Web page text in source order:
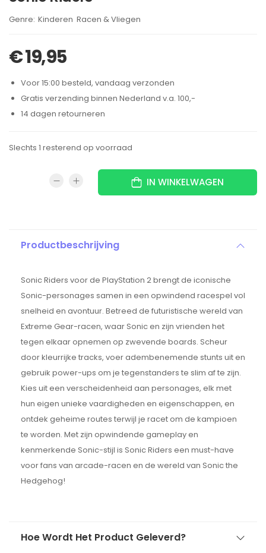
Brand:
Kinderen ,
Racen & Vliegen
€19,95
Voor 15:00 besteld, vandaag verzonden
Gratis verzending binnen Nederland v.a. 100,-
14 dagen retourneren
Slechts 1 resterend op voorraad
IN WINKELWAGEN
Productbeschrijving
Sonic Riders voor de PlayStation 2 brengt de iconische
Sonic-personages samen in een opwindend racespel vol
snelheid en avontuur. Betreed de futuristische wereld van
Extreme Gear-racen, waar Sonic en zijn vrienden het
tegen elkaar opnemen op zwevende boards. Scheur
door kleurrijke tracks, voer adembenemende stunts uit en
gebruik power-ups om je tegenstanders te slim af te zijn.
Kies uit een verscheidenheid aan personages, elk met
hun eigen unieke vaardigheden en eigenschappen, en
ontdek geheime routes terwijl je racet om de kampioen
te worden. Met zijn opwindende gameplay en
kenmerkende Sonic-stijl is Sonic Riders een must-have
voor fans van arcade-racen en de wereld van Sonic the
Hedgehog!
Hoe Wordt Het Product Geleverd?